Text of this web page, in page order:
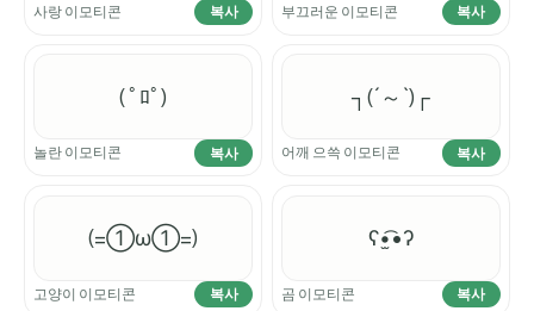
사랑 이모티콘 복사 부끄러운 이모티콘 복사
( ﾟﾛﾟ)
놀란 이모티콘 복사
┐(´～`)┌
어깨 으쓱 이모티콘 복사
(=①ω①=)
고양이 이모티콘 복사
ʕ•̫͡•ʔ
곰 이모티콘 복사